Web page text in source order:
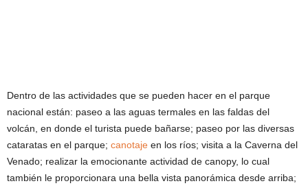
Dentro de las actividades que se pueden hacer en el parque
nacional están: paseo a las aguas termales en las faldas del
volcán, en donde el turista puede bañarse; paseo por las diversas
cataratas en el parque; canotaje en los ríos; visita a la Caverna del
Venado; realizar la emocionante actividad de canopy, lo cual
también le proporcionara una bella vista panorámica desde arriba;